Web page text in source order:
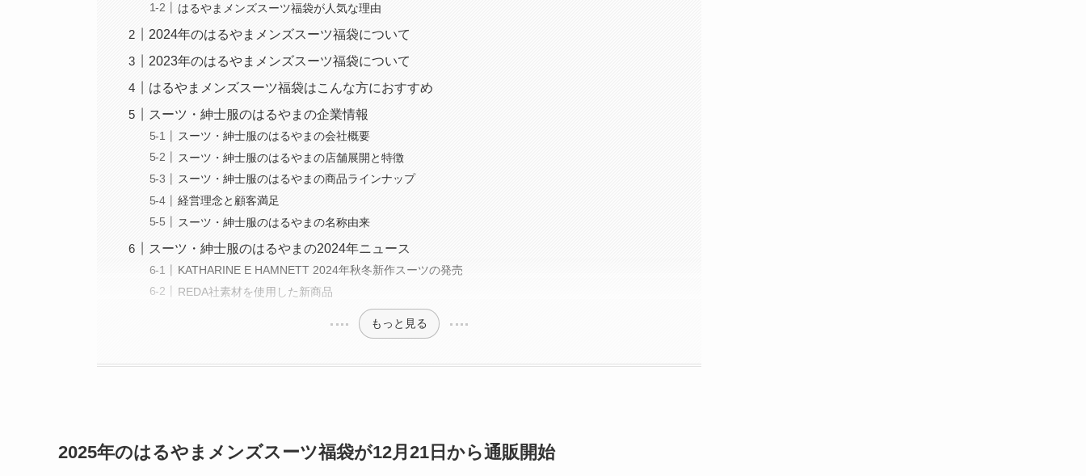
はるやまメンズスーツ福袋が人気な理由
2024年のはるやまメンズスーツ福袋について
2023年のはるやまメンズスーツ福袋について
はるやまメンズスーツ福袋はこんな方におすすめ
スーツ・紳士服のはるやまの企業情報
スーツ・紳士服のはるやまの会社概要
スーツ・紳士服のはるやまの店舗展開と特徴
スーツ・紳士服のはるやまの商品ラインナップ
経営理念と顧客満足
スーツ・紳士服のはるやまの名称由来
スーツ・紳士服のはるやまの2024年ニュース
KATHARINE E HAMNETT 2024年秋冬新作スーツの発売
REDA社素材を使用した新商品
もっと見る
2025年のはるやまメンズスーツ福袋が12月21日から通販開始